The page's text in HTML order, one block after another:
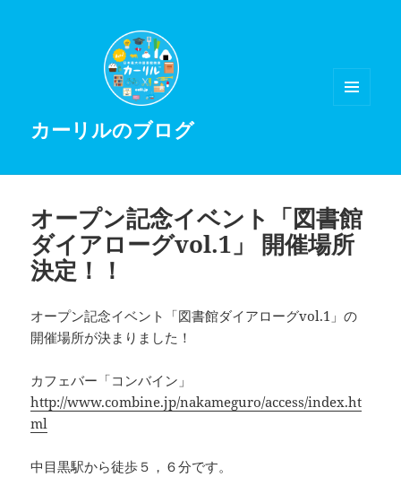
カーリルのブログ
オープン記念イベント「図書館
ダイアローグvol.1」 開催場所
決定！！
オープン記念イベント「図書館ダイアローグvol.1」の
開催場所が決まりました！
カフェバー「コンバイン」
http://www.combine.jp/nakameguro/access/index.ht
ml
中目黒駅から徒歩５，６分です。